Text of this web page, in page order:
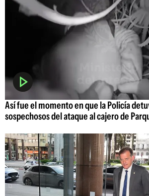
Así fue el momento en que la Policía
sospechosos del ataque al cajero de